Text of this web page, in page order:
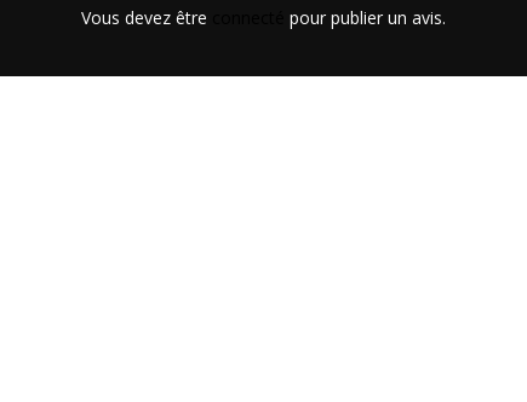
Vous devez être pour publier un avis.